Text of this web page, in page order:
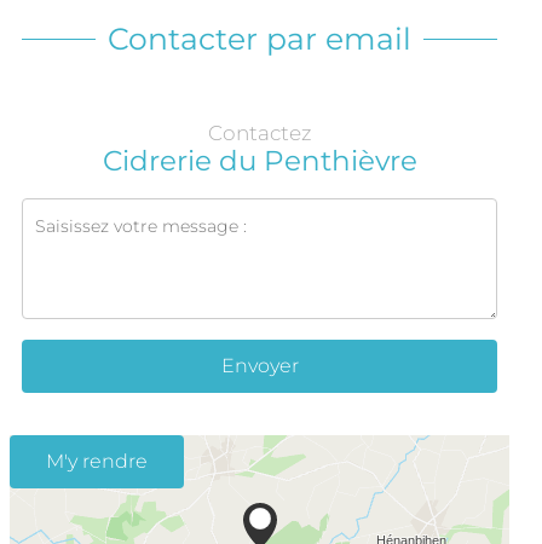
Contacter par email
Contactez
Cidrerie du Penthièvre
Envoyer
M'y rendre